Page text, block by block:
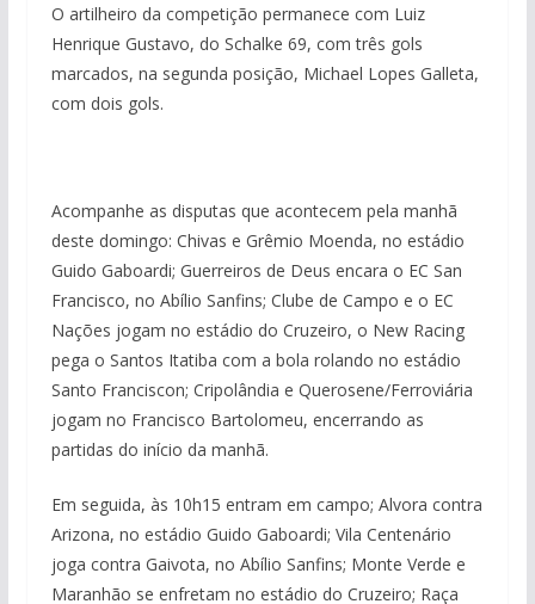
O artilheiro da competição permanece com Luiz
Henrique Gustavo, do Schalke 69, com três gols
marcados, na segunda posição, Michael Lopes Galleta,
com dois gols.
Acompanhe as disputas que acontecem pela manhã
deste domingo: Chivas e Grêmio Moenda, no estádio
Guido Gaboardi; Guerreiros de Deus encara o EC San
Francisco, no Abílio Sanfins; Clube de Campo e o EC
Nações jogam no estádio do Cruzeiro, o New Racing
pega o Santos Itatiba com a bola rolando no estádio
Santo Franciscon; Cripolândia e Querosene/Ferroviária
jogam no Francisco Bartolomeu, encerrando as
partidas do início da manhã.
Em seguida, às 10h15 entram em campo; Alvora contra
Arizona, no estádio Guido Gaboardi; Vila Centenário
joga contra Gaivota, no Abílio Sanfins; Monte Verde e
Maranhão se enfretam no estádio do Cruzeiro; Raça